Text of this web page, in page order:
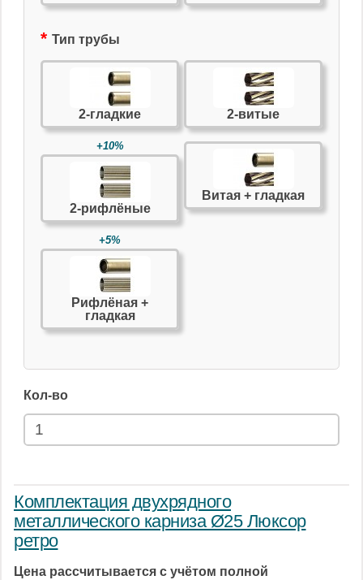
Тип трубы
2-гладкие 2-витые
+10%
2-рифлёные
Витая + гладкая
+5%
Рифлёная +
гладкая
Кол-во
Комплектация двухрядного
металлического карниза Ø25 Люксор
ретро
Цена рассчитывается с учётом полной